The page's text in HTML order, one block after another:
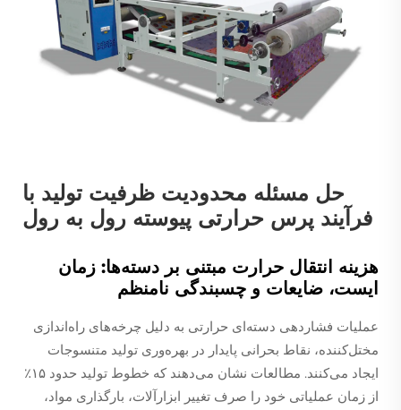
حل مسئله محدودیت ظرفیت تولید با
فرآیند پرس حرارتی پیوسته رول به رول
هزینه انتقال حرارت مبتنی بر دسته‌ها: زمان
ایست، ضایعات و چسبندگی نامنظم
عملیات فشاردهی دسته‌ای حرارتی به دلیل چرخه‌های راه‌اندازی
مختل‌کننده، نقاط بحرانی پایدار در بهره‌وری تولید متنسوجات
ایجاد می‌کنند. مطالعات نشان می‌دهند که خطوط تولید حدود ۱۵٪
از زمان عملیاتی خود را صرف تغییر ابزارآلات، بارگذاری مواد،